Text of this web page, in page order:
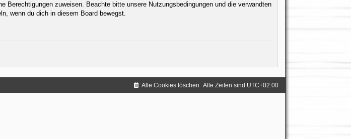
zuweisen. Beachte bitte unsere Nutzungsbedingungen und die verwandten
wenn du dich in diesem Board bewegst.
Alle Zeiten sind UTC+02:00
Alle Cookies löschen